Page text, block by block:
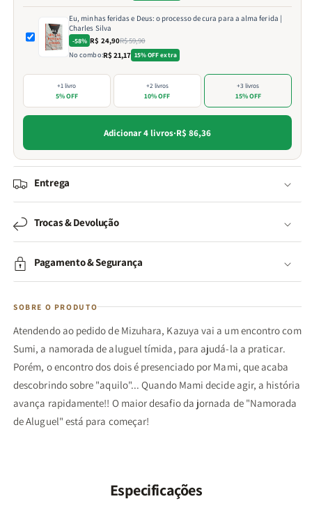
Eu, minhas feridas e Deus: o processo de cura para a alma ferida |
Charles Silva
-58% R$ 24,90R$ 59,90
No combo:R$ 21,17 15% OFF extra
+1 livro
5% OFF
+2 livros
10% OFF
+3 livros
15% OFF
Adicionar 4 livros·R$ 86,36
Entrega
Trocas & Devolução
Pagamento & Segurança
SOBRE O PRODUTO
Atendendo ao pedido de Mizuhara, Kazuya vai a um encontro com
Sumi, a namorada de aluguel tímida, para ajudá-la a praticar.
Porém, o encontro dos dois é presenciado por Mami, que acaba
descobrindo sobre "aquilo"... Quando Mami decide agir, a história
avança rapidamente!! O maior desafio da jornada de "Namorada
de Aluguel" está para começar!
Especificações